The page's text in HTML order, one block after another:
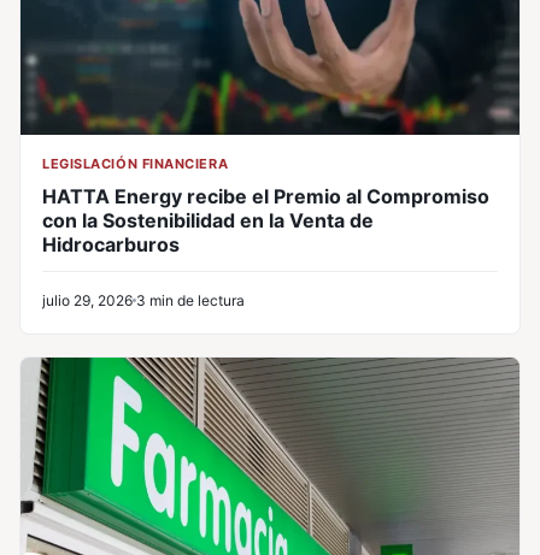
LEGISLACIÓN FINANCIERA
HATTA Energy recibe el Premio al Compromiso
con la Sostenibilidad en la Venta de
Hidrocarburos
julio 29, 2026 3 min de lectura